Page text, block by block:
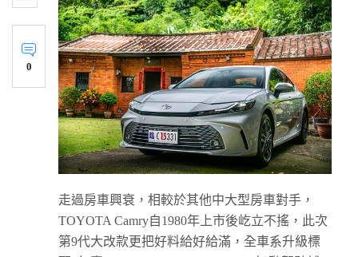
0
走過房車興衰，相較於其他中大型房車對手，
TOYOTA Camry自1980年上市後屹立不搖，此次
第9代大改款更把好料給好給滿，全車系升級標